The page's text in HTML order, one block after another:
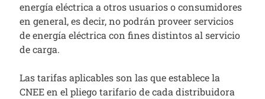
energía eléctrica a otros usuarios o consumidores
en general, es decir, no podrán proveer servicios
de energía eléctrica con fines distintos al servicio
de carga.
Las tarifas aplicables son las que establece la
CNEE en el pliego tarifario de cada distribuidora